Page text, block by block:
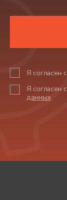
Я согласен с
Я согласен с
данных